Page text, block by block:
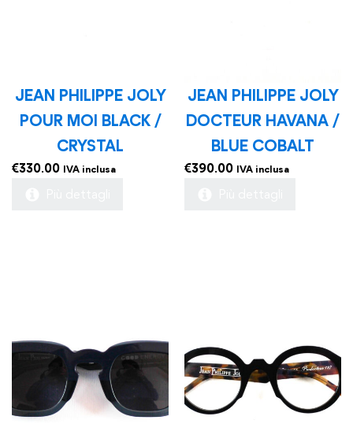
JEAN PHILIPPE JOLY
POUR MOI BLACK /
CRYSTAL
€330.00 IVA inclusa
JEAN PHILIPPE JOLY
DOCTEUR HAVANA /
BLUE COBALT
€390.00 IVA inclusa